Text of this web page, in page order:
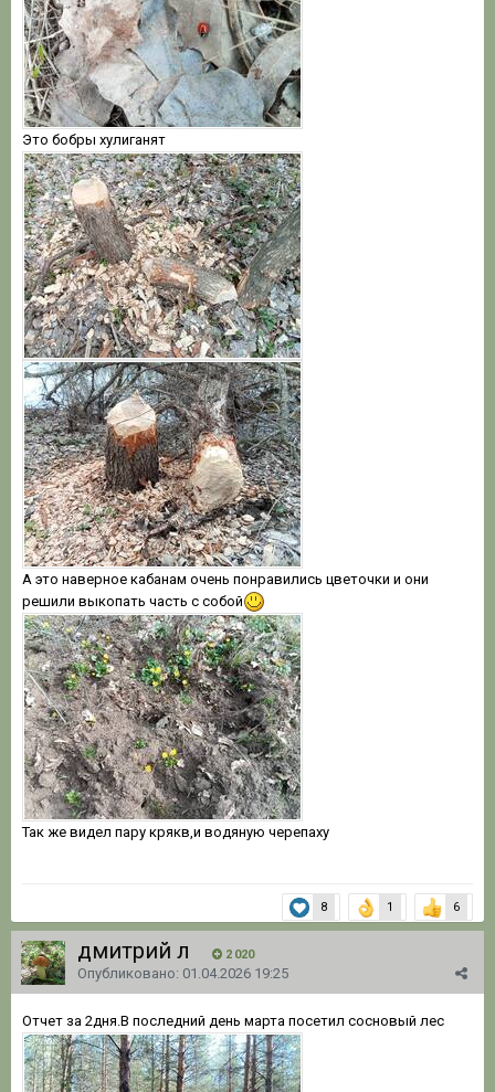
Это бобры хулиганят
А это наверное кабанам очень понравились цветочки и они
решили выкопать часть с собой
Так же видел пару крякв,и водяную черепаху
8 1 6
дмитрий л 2 020
Опубликовано: 01.04.2026 19:25
Отчет за 2дня.В последний день марта посетил сосновый лес